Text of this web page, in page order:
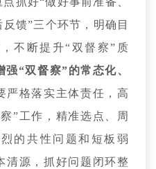
馈”三个环节，明确目
不断提升“双督察”质
“双督察”的常态化、
严格落实主体责任，高
”工作，精准选点、周
的共性问题和短板弱
清源，抓好问题闭环整